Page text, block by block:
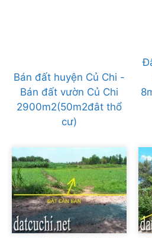
Bán đất huyện Củ Chi -
Bán đất vườn Củ Chi
2900m2(50m2đât thổ
cư)